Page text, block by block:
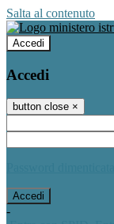
Salta al contenuto
Accedi
Accedi
button close ×
-